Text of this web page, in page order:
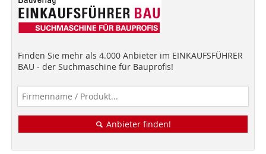
Finden Sie mehr als 4.000 Anbieter im EINKAUFSFÜHRER
BAU - der Suchmaschine für Bauprofis!
Anbieter finden!